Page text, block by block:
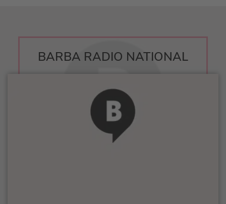
BARBA RADIO NATIONAL